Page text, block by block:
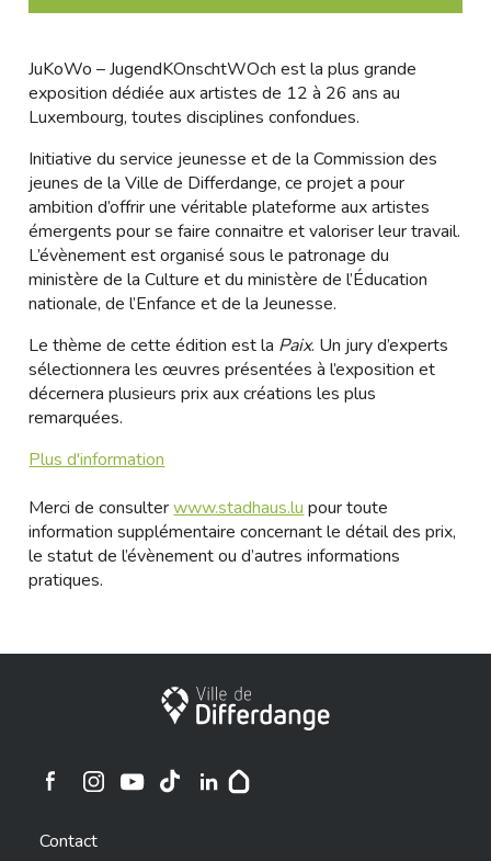
JuKoWo – JugendKOnschtWOch est la plus grande
exposition dédiée aux artistes de 12 à 26 ans au
Luxembourg, toutes disciplines confondues.
Initiative du service jeunesse et de la Commission des
jeunes de la Ville de Differdange, ce projet a pour
ambition d’offrir une véritable plateforme aux artistes
émergents pour se faire connaitre et valoriser leur travail.
L’évènement est organisé sous le patronage du
ministère de la Culture et du ministère de l’Éducation
nationale, de l’Enfance et de la Jeunesse.
Le thème de cette édition est la Paix. Un jury d’experts
sélectionnera les œuvres présentées à l’exposition et
décernera plusieurs prix aux créations les plus
remarquées.
Plus d'information
Merci de consulterwww.stadhaus.lu pour toute
information supplémentaire concernant le détail des prix,
le statut de l’évènement ou d’autres informations
pratiques.
City of Differdange
Ville de Differdange sur Instagram
Contact